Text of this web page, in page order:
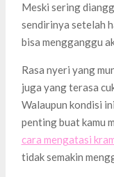
Meski sering
sendirinya setelah
bisa mengganggu
Rasa nyeri yang
juga yang terasa
Walaupun kondisi
penting buat kamu
cara mengatasi
tidak semakin